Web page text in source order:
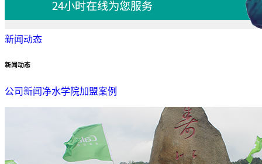
新闻动态
新闻动态
公司新闻 净水学院加盟案例